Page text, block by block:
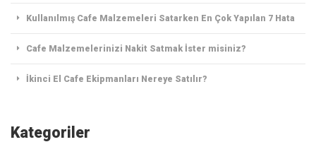
Kullanılmış Cafe Malzemeleri Satarken En Çok Yapılan 7 Hata
Cafe Malzemelerinizi Nakit Satmak İster misiniz?
İkinci El Cafe Ekipmanları Nereye Satılır?
Kategoriler